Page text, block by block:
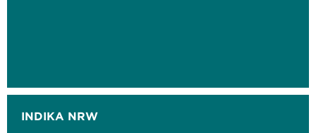
INDIKA NRW